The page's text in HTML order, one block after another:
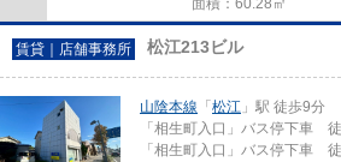
面積：60.28㎡
賃貸｜店舗事務所 松江213ビル
山陰本線 「 松江 」駅 徒歩9分
「相生町入口」バス停下車
「相生町入口」バス停下車